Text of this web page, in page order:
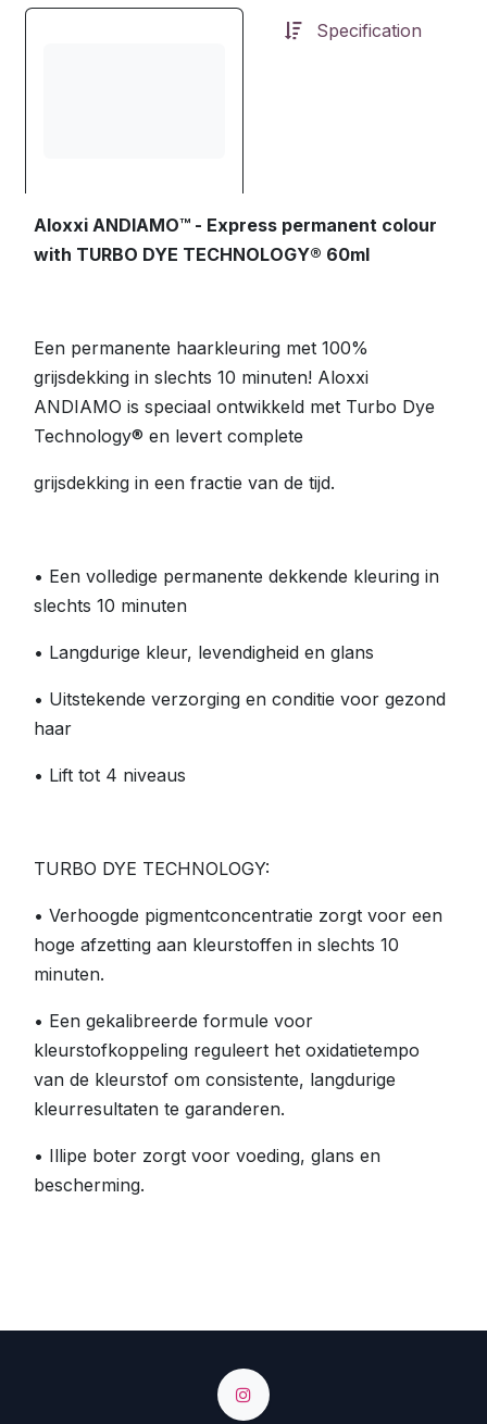
Specification
Aloxxi ANDIAMO™ - Express permanent colour
with TURBO DYE TECHNOLOGY® 60ml
Een permanente haarkleuring met 100%
grijsdekking in slechts 10 minuten! Aloxxi
ANDIAMO is speciaal ontwikkeld met Turbo Dye
Technology® en levert complete
grijsdekking in een fractie van de tijd.
• Een volledige permanente dekkende kleuring in
slechts 10 minuten
• Langdurige kleur, levendigheid en glans
• Uitstekende verzorging en conditie voor gezond
haar
• Lift tot 4 niveaus
TURBO DYE TECHNOLOGY:
• Verhoogde pigmentconcentratie zorgt voor een
hoge afzetting aan kleurstoffen in slechts 10
minuten.
• Een gekalibreerde formule voor
kleurstofkoppeling reguleert het oxidatietempo
van de kleurstof om consistente, langdurige
kleurresultaten te garanderen.
• Illipe boter zorgt voor voeding, glans en
bescherming.